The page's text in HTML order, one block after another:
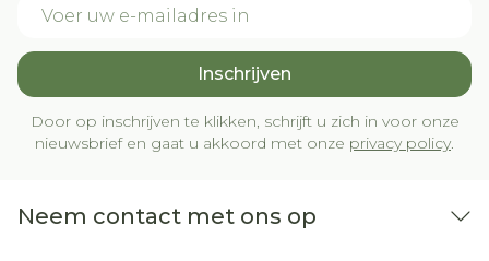
Inschrijven
Door op inschrijven te klikken, schrijft u zich in voor onze
nieuwsbrief en gaat u akkoord met onze privacy policy.
Neem contact met ons op